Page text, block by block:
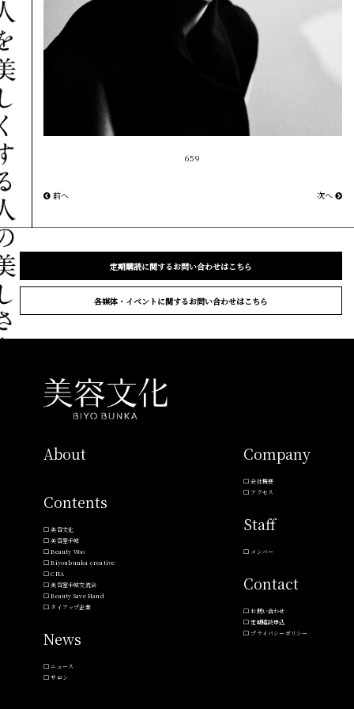
659
前へ 次へ
定期購読に関するお問い合わせはこちら
各媒体・イベントに関するお問い合わせはこちら
About
Contents
美容文化
美容室手帖
Beauty Woo
Biyoubunka creative
CHA
美容室手帖交流会
Beauty Save Hand
タイアップ企業
News
ニュース
サロン
Company
会社概要
アクセス
Staff
メンバー
Contact
お問い合わせ
定期購読申込
プライバシーポリシー